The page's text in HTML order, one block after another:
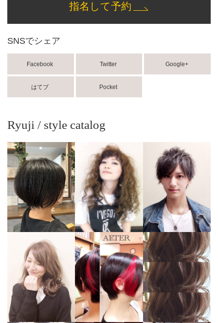
指名して予約
SNSでシェア
Facebook Twitter Google+
はてブ Pocket
Ryuji / style catalog